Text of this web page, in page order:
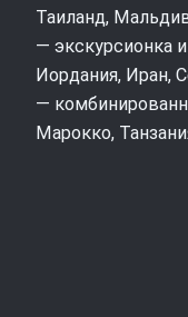
Таиланд,
— экскурсионка
Иордания, Иран,
—
Марокко,